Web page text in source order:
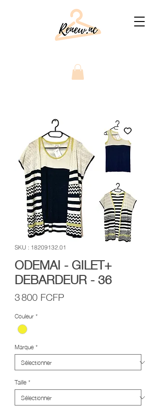
SKU : 18209132.01
ODEMAI - GILET+
DEBARDEUR - 36
3 800 FCFP
Couleur*
Marque*
Taille*